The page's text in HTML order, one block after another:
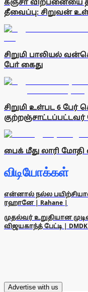
தீவைப்பு: சிறுவன்
சிறுமி பாலியல்
போ் கைது
சிறுமி உள்பட 6
பைக் மீது லாரி மோதி
விடியோக்கள்
என்னால் நல்ல
ரஹானே | Rahane |
முதல்வர் உறுதியான
விஜயகாந்த் பேட்டி | DMDK
Advertise with us